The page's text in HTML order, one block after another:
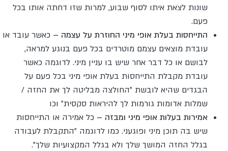
שונות לצאת איתו לסוף שבוע, למרות שזו דחתה אותו בכל
פעם.
התייחסות בעלת אופי מיני החוזרת על עצמה – כאשר עובד או
עובדת מוצאים עצמם מוטרדים בכל פעם בנוגע למראה,
לבושם או כל דבר אחר שיש בו עניין מיני. לדוגמה כאשר
עובדת מקבלת התייחסות בעלת אופי מיני בכל פעם על
הבגדים שהיא לובשת "החולצה מבליטה לך את החזה /
שמלות אדומות גורמות לך להיראות סקסית" וכו
אמירות בעלות אופי מיני ומבזה – כל אמירה או התייחסות
שיש בה תוכן מיני ופוגעני. כמו לדוגמה "התקבלת לעבודה
בגלל החזה המושך שלך ולא בגלל המקצועיות שלך".